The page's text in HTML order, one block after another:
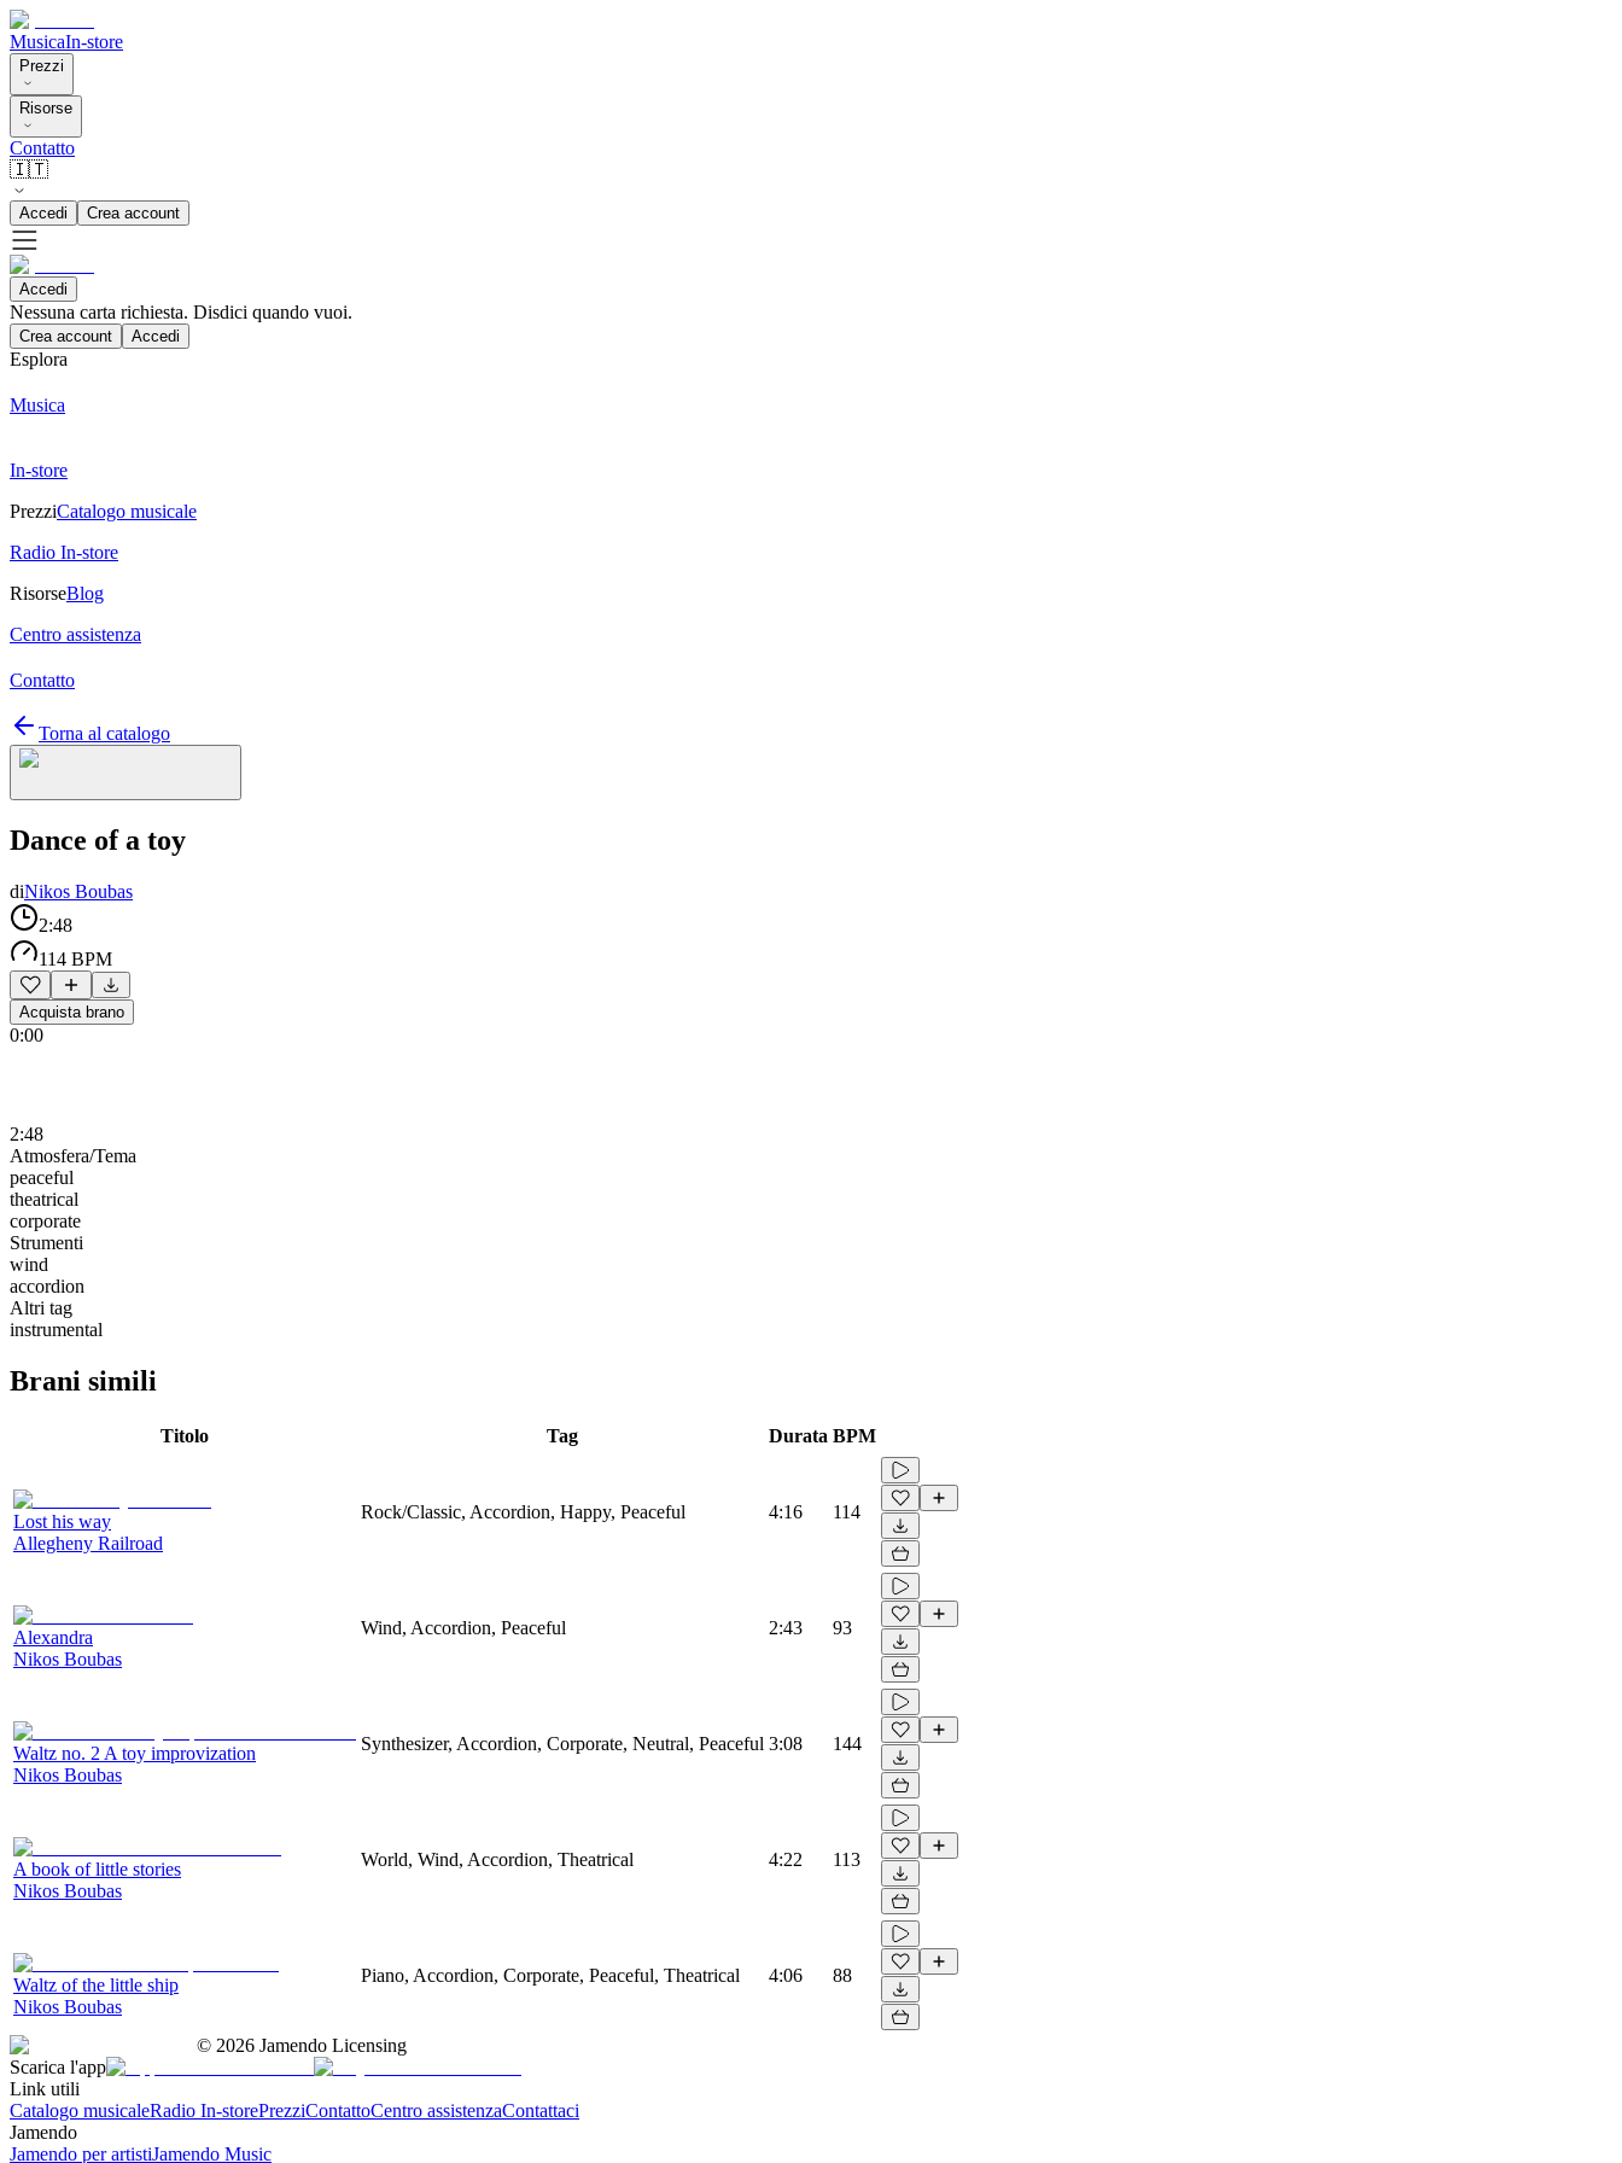
MusicaIn-store
Prezzi
Risorse
Contatto
🇮🇹
Accedi Crea account
Accedi
Nessuna carta richiesta. Disdici quando vuoi.
Crea account Accedi
Esplora
Musica
In-store
PrezziCatalogo musicale
Radio In-store
RisorseBlog
Centro assistenza
Contatto
Torna al catalogo
Dance of a toy
diNikos Boubas
2:48
114 BPM
Acquista brano
0:00
2:48
Atmosfera/Tema
peaceful
theatrical
corporate
Strumenti
wind
accordion
Altri tag
instrumental
Brani simili
Titolo Tag Durata BPM
Lost his way
Allegheny Railroad
Rock/Classic, Accordion, Happy, Peaceful 4:16 114
Alexandra
Nikos Boubas
Wind, Accordion, Peaceful 2:43 93
Waltz no. 2 A toy improvization
Nikos Boubas
Synthesizer, Accordion, Corporate, Neutral, Peaceful 3:08 144
A book of little stories
Nikos Boubas
World, Wind, Accordion, Theatrical 4:22 113
Waltz of the little ship
Nikos Boubas
Piano, Accordion, Corporate, Peaceful, Theatrical 4:06 88
© 2026 Jamendo Licensing
Scarica l'app
Link utili
Catalogo musicaleRadio In-storePrezziContattoCentro assistenzaContattaci
Jamendo
Jamendo per artistiJamendo Music